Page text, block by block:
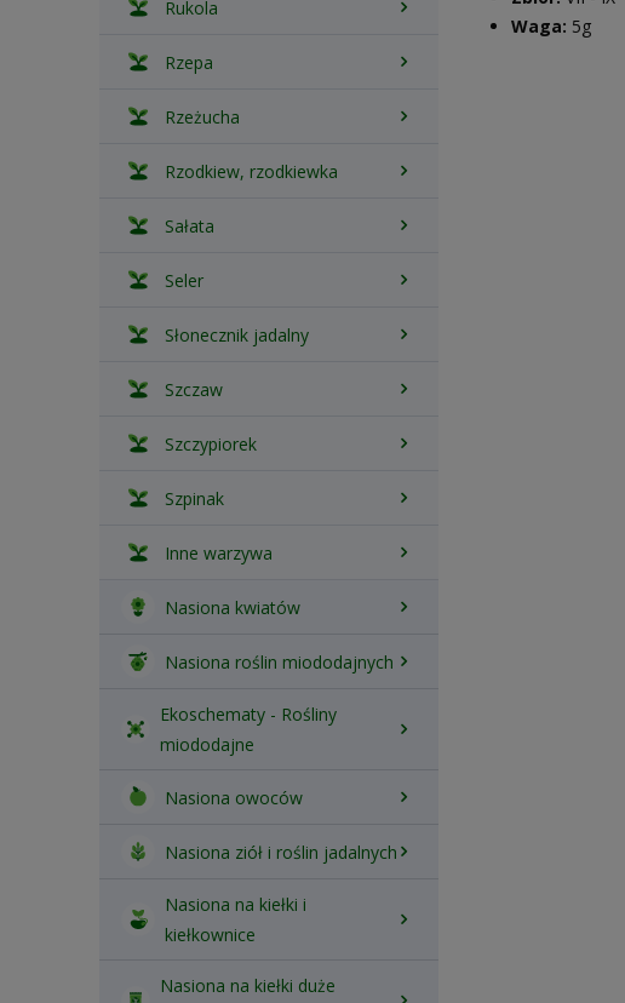
Rukola
Rzepa
Rzeżucha
Rzodkiew, rzodkiewka
Sałata
Seler
Słonecznik jadalny
Szczaw
Szczypiorek
Szpinak
Inne warzywa
Nasiona kwiatów
Nasiona roślin miododajnych
Ekoschematy - Rośliny
miododajne
Nasiona owoców
Nasiona ziół i roślin jadalnych
Nasiona na kiełki i
kiełkownice
Nasiona na kiełki duże
Waga: 5g